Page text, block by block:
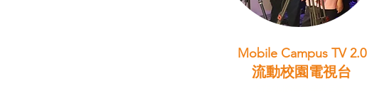
Mobile Campus TV 2.0
流動校園電視台